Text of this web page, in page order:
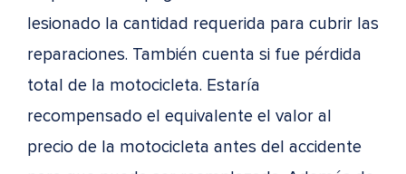
lesionado la cantidad requerida para cubrir las
reparaciones. También cuenta si fue pérdida
total de la motocicleta. Estaría
recompensado el equivalente el valor al
precio de la motocicleta antes del accidente